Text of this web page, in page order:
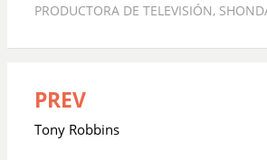
PRODUCTORA DE TELEVISIÓN,
Navegación
de
PREV
Tony Robbins